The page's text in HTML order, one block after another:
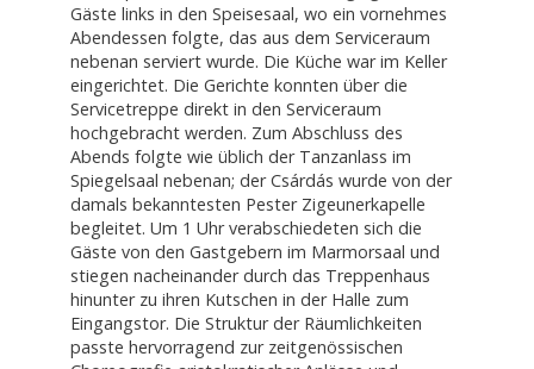
Gäste links in den Speisesaal, wo ein vornehmes
Abendessen folgte, das aus dem Serviceraum
nebenan serviert wurde. Die Küche war im Keller
eingerichtet. Die Gerichte konnten über die
Servicetreppe direkt in den Serviceraum
hochgebracht werden. Zum Abschluss des
Abends folgte wie üblich der Tanzanlass im
Spiegelsaal nebenan; der Csárdás wurde von der
damals bekanntesten Pester Zigeunerkapelle
begleitet. Um 1 Uhr verabschiedeten sich die
Gäste von den Gastgebern im Marmorsaal und
stiegen nacheinander durch das Treppenhaus
hinunter zu ihren Kutschen in der Halle zum
Eingangstor. Die Struktur der Räumlichkeiten
passte hervorragend zur zeitgenössischen